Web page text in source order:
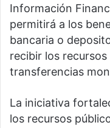
Información
permitirá a los
bancaria o
recibir los
transferencias
La iniciativa
los recursos